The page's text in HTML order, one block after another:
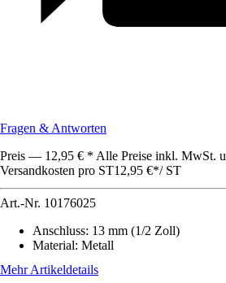
Fragen & Antworten
Preis — 12,95 € * Alle Preise inkl. MwSt.
Versandkosten pro ST12,95 €*/ ST
Art.-Nr. 10176025
Anschluss: 13 mm (1/2 Zoll)
Material: Metall
Mehr Artikeldetails